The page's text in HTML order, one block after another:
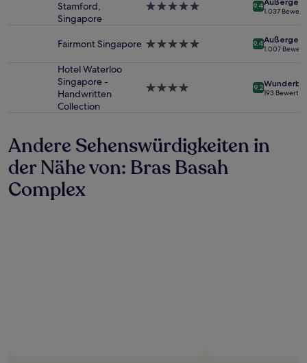
Verfügbarkeiten
zusätzliche
Bedingungen
Stamford,
Singapore
5.0-
9.4
1.037
Fairmont Singapore 5.0-
9.4
1.007
Hotel Waterloo
Singapore -
Handwritten
Collection
4.0-
9.2
193
Andere Sehenswürdigkeiten in
der Nähe von: Bras Basah
Complex